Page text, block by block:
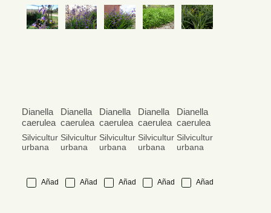
Dianella
caerulea
Silvicultura
urbana
Añadir
Dianella
caerulea
Silvicultura
urbana
Añadir
Dianella
caerulea
Silvicultura
urbana
Añadir
Dianella
caerulea
Silvicultura
urbana
Añadir
Dianella
caerulea
Silvicultura
urbana
Añadir